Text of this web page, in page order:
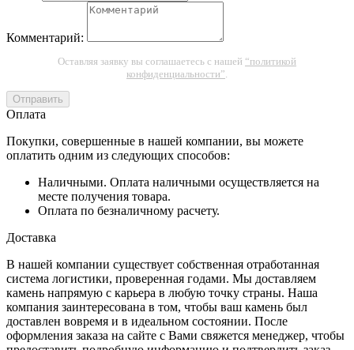
Комментарий:
Оставляя заявку вы соглашаетесь с нашей “политикой
конфиденциальности”
Отправить
Оплата
Покупки, совершенные в нашей компании, вы можете
оплатить одним из следующих способов:
Наличными. Оплата наличными осуществляется на
месте получения товара.
Оплата по безналичному расчету.
Доставка
В нашей компании существует собственная отработанная
система логистики, проверенная годами. Мы доставляем
камень напрямую с карьера в любую точку страны. Наша
компания заинтересована в том, чтобы ваш камень был
доставлен вовремя и в идеальном состоянии. После
оформления заказа на сайте с Вами свяжется менеджер, чтобы